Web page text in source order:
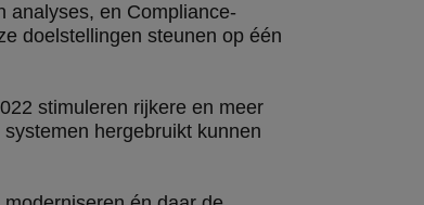
analyses, en Compliance-
doelstellingen steunen op één
stimuleren rijkere en meer
hergebruikt kunnen